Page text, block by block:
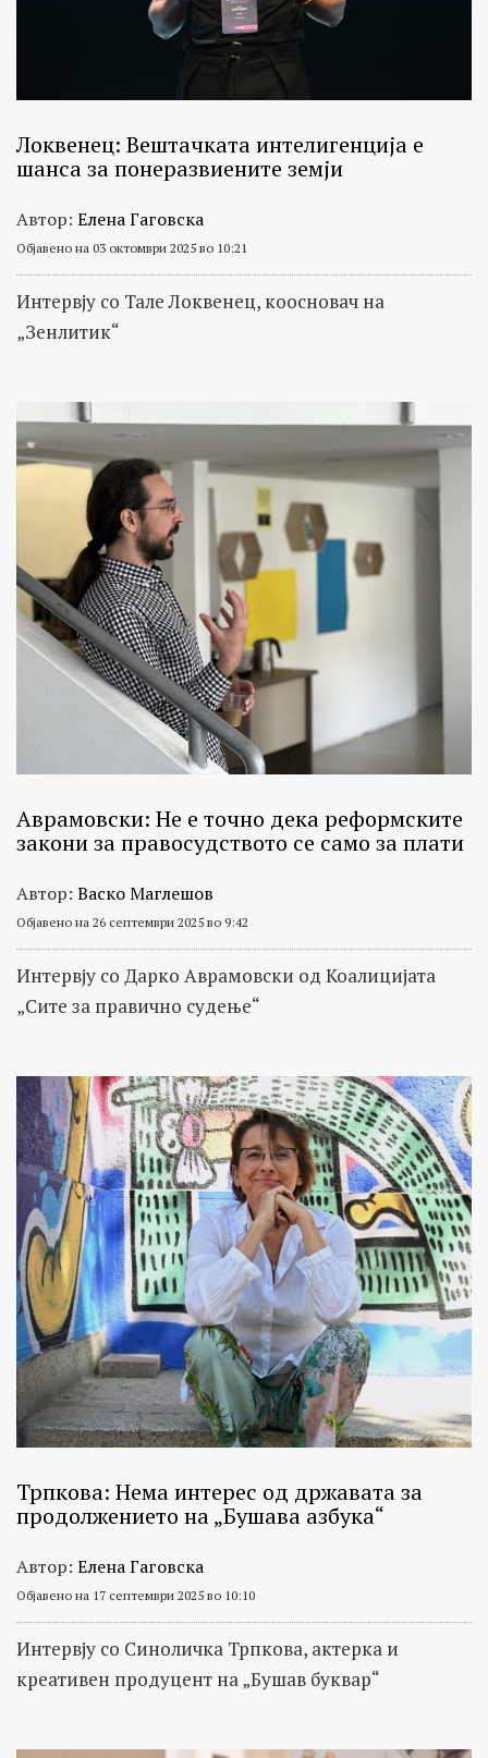
Локвенец: Вештачката интелигенција е
шанса за понеразвиените земји
Автор: Елена Гаговска
Објавено на 03 октомври 2025 во 10:21
Интервју со Тале Локвенец, коосновач на
„Зенлитик“
Аврамовски: Не е точно дека реформските
закони за правосудството се само за плати
Автор: Васко Маглешов
Објавено на 26 септември 2025 во 9:42
Интервју со Дарко Аврамовски од Коалицијата
„Сите за правично судење“
Трпкова: Нема интерес од државата за
продолжението на „Бушава азбука“
Автор: Елена Гаговска
Објавено на 17 септември 2025 во 10:10
Интервју со Синоличка Трпкова, актерка и
креативен продуцент на „Бушав буквар“